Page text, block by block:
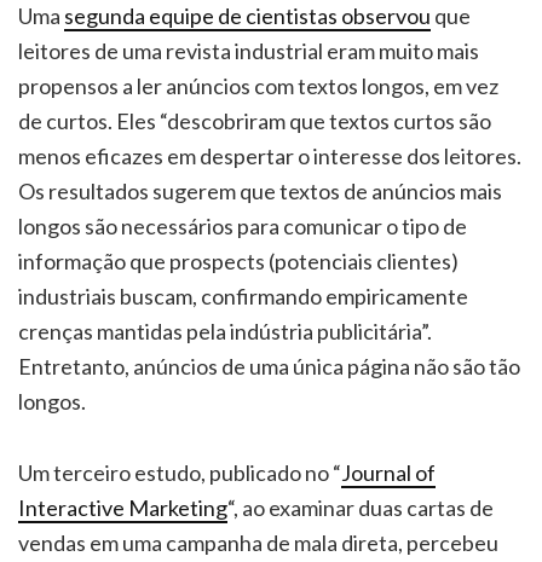
Uma segunda equipe de cientistas observou que
leitores de uma revista industrial eram muito mais
propensos a ler anúncios com textos longos, em vez
de curtos. Eles “descobriram que textos curtos são
menos eficazes em despertar o interesse dos leitores.
Os resultados sugerem que textos de anúncios mais
longos são necessários para comunicar o tipo de
informação que prospects (potenciais clientes)
industriais buscam, confirmando empiricamente
crenças mantidas pela indústria publicitária”.
Entretanto, anúncios de uma única página não são tão
longos.
Um terceiro estudo, publicado no “Journal of
Interactive Marketing“, ao examinar duas cartas de
vendas em uma campanha de mala direta, percebeu